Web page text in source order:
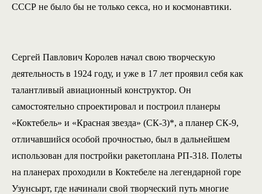
СССР не было бы не только секса, но и космонавтики.
Сергей Павлович Королев начал свою творческую
деятельность в 1924 году, и уже в 17 лет проявил себя как
талантливый авиационный конструктор. Он
самостоятельно спроектировал и построил планеры
«Коктебель» и «Красная звезда» (СК-3)*, а планер СК-9,
отличавшийся особой прочностью, был в дальнейшем
использован для постройки ракетоплана РП-318. Полеты
на планерах проходили в Коктебеле на легендарной горе
Узунсырт, где начинали свой творческий путь многие